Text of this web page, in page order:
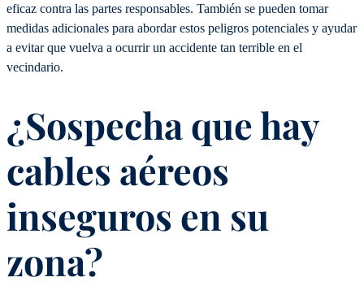
eficaz contra las partes responsables. También se pueden tomar
medidas adicionales para abordar estos peligros potenciales y ayudar
a evitar que vuelva a ocurrir un accidente tan terrible en el
vecindario.
¿Sospecha que hay
cables aéreos
inseguros en su
zona?